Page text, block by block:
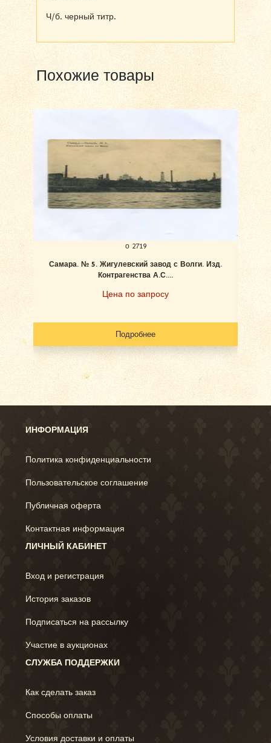
Ч/б. черный титр.
Похожие товары
о 2719
Самара. № 5. Жигулевский завод с Волги. Изд.
Контрагенства А.С....
Цена по запросу
Подробнее
ИНФОРМАЦИЯ
Политика конфиденциальности
Пользовательское соглашение
Публичная оферта
Контактная информация
ЛИЧНЫЙ КАБИНЕТ
Вход и регистрация
История заказов
Подписаться на рассылку
Участие в аукционах
СЛУЖБА ПОДДЕРЖКИ
Как сделать заказ
Способы оплаты
Условия доставки и оплаты